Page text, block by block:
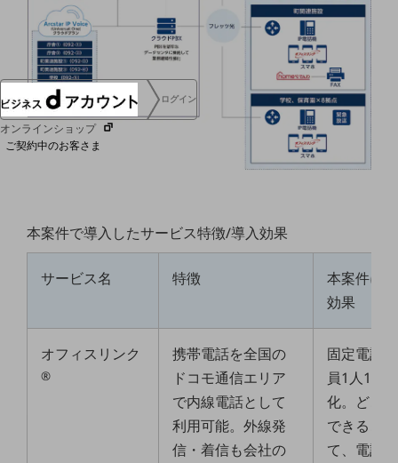
NTTドコモグループ
ログイン
オンラインショップ
ご契約中のお客さま
ご契約中サービスの一元管理
Web明細(ビリングステーション)
料金分析(ご利用料金管理サービス)
本案件で導入したサービス特徴/導入効果
サービス名 特徴
本案件に
効果
オフィスリンク
®
携帯電話を全国の
ドコモ通信エリア
で内線電話として
利用可能。外線発
信・着信も会社の
固定電話
員1人1台
化。どこ
できるこ
て、電話